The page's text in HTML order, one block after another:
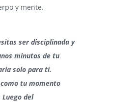
y mente.
ser disciplinada y
minutos de tu
solo para ti.
tu momento
del